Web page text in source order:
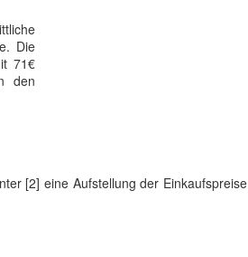
Die
71€
den
[2] eine Aufstellung der Einkaufspreise